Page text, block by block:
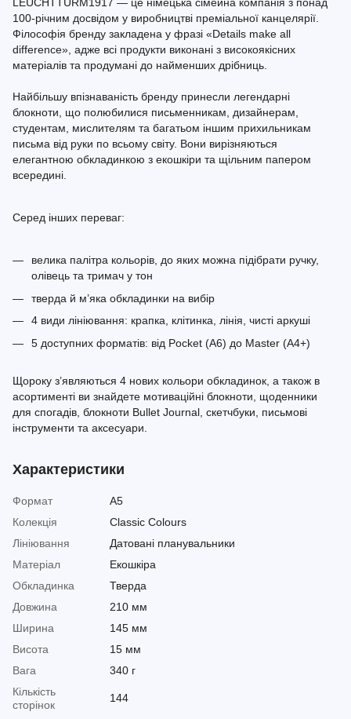
LEUCHTTURM1917 — це німецька сімейна компанія з понад
100-річним досвідом у виробництві преміальної канцелярії.
Філософія бренду закладена у фразі «Details make all
difference», адже всі продукти виконані з високоякісних
матеріалів та продумані до найменших дрібниць.
Найбільшу впізнаваність бренду принесли легендарні
блокноти, що полюбилися письменникам, дизайнерам,
студентам, мислителям та багатьом іншим прихильникам
письма від руки по всьому світу. Вони вирізняються
елегантною обкладинкою з екошкіри та щільним папером
всередині.
Серед інших переваг:
велика палітра кольорів, до яких можна підібрати ручку,
олівець та тримач у тон
тверда й м’яка обкладинки на вибір
4 види лініювання: крапка, клітинка, лінія, чисті аркуші
5 доступних форматів: від Pocket (A6) до Master (A4+)
Щороку з’являються 4 нових кольори обкладинок, а також в
асортименті ви знайдете мотиваційні блокноти, щоденники
для спогадів, блокноти Bullet Journal, скетчбуки, письмові
інструменти та аксесуари.
Характеристики
Формат
A5
Колекція
Classic Colours
Лініювання
Датовані планувальники
Матеріал
Екошкіра
Обкладинка
Тверда
Довжина
210 мм
Ширина
145 мм
Висота
15 мм
Вага
340 г
Кількість
сторінок
144